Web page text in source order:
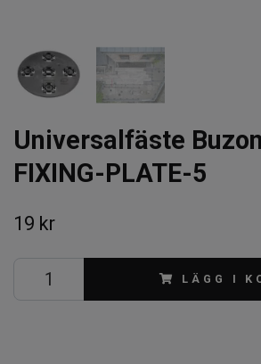
Universalfäste
FIXING-PLATE-5
19 kr
LÄGG I